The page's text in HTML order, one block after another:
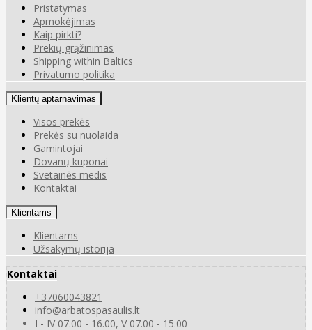
Pristatymas
Apmokėjimas
Kaip pirkti?
Prekių grąžinimas
Shipping within Baltics
Privatumo politika
Klientų aptarnavimas
Visos prekės
Prekės su nuolaida
Gamintojai
Dovanų kuponai
Svetainės medis
Kontaktai
Klientams
Klientams
Užsakymų istorija
Kontaktai
+37060043821
info@arbatospasaulis.lt
I - IV 07.00 - 16.00, V 07.00 - 15.00